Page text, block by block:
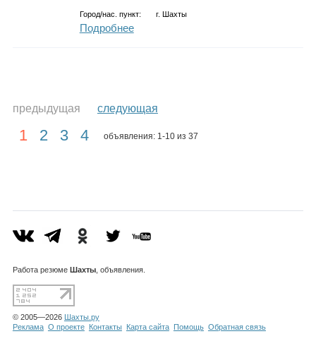
Город/нас. пункт: г. Шахты
Подробнее
предыдущая следующая
1 2 3 4 объявления: 1-10 из 37
Работа резюме Шахты, объявления.
© 2005—2026
Шахты.ру
Реклама О проекте Контакты Карта сайта Помощь Обратная связь